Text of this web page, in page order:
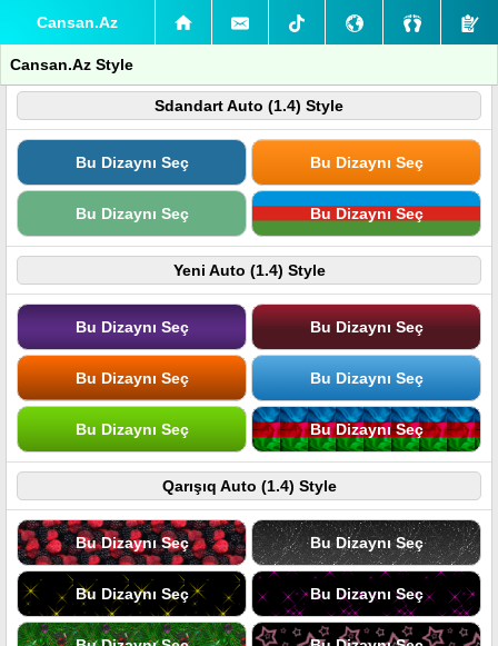
Cansan.Az
Cansan.Az Style
Sdandart Auto (1.4) Style
Bu Dizaynı Seç Bu Dizaynı Seç
Bu Dizaynı Seç Bu Dizaynı Seç
Yeni Auto (1.4) Style
Bu Dizaynı Seç Bu Dizaynı Seç
Bu Dizaynı Seç Bu Dizaynı Seç
Bu Dizaynı Seç Bu Dizaynı Seç
Qarışıq Auto (1.4) Style
Bu Dizaynı Seç Bu Dizaynı Seç
Bu Dizaynı Seç Bu Dizaynı Seç